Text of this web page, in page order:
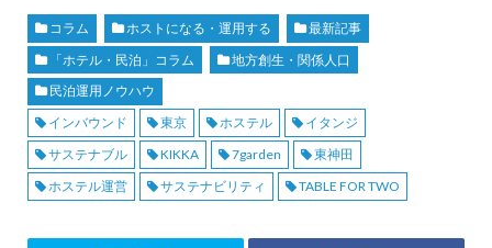
コラム ホストになる・運用する
最新記事
「ホテル・民泊」コラム
地方創生・関係人口
民泊運用ノウハウ
インバウンド
東京 ホステル
イタンジ
サステナブル
KIKKA 7garden
東神田
ホステル運営
サステナビリティ TABLE FOR TWO